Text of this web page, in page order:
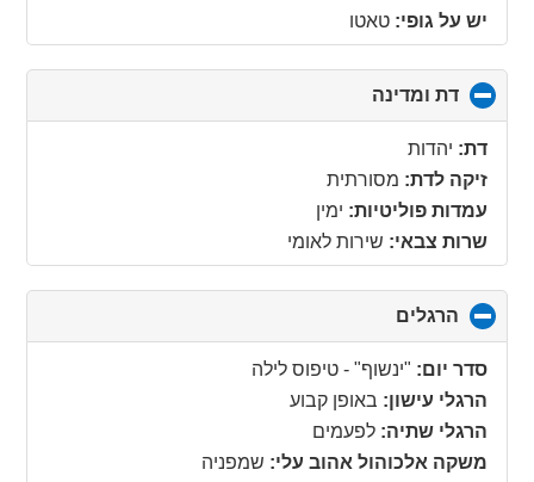
יש על גופי: טאטו
דת ומדינה
to
דת: יהדות
זיקה לדת: מסורתית
עמדות פוליטיות: ימין
שרות צבאי: שירות לאומי
הרגלים
to
collapse
סדר יום: "ינשוף" - טיפוס לילה
הרגלי עישון: באופן קבוע
הרגלי שתיה: לפעמים
משקה אלכוהול אהוב עלי: שמפניה